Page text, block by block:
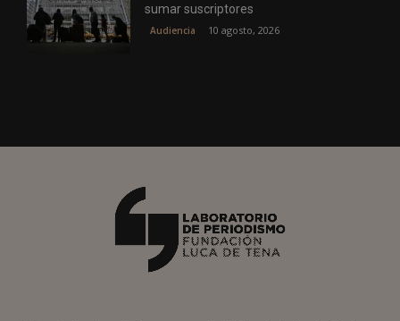
sumar suscriptores
Audiencia 10 agosto, 2026